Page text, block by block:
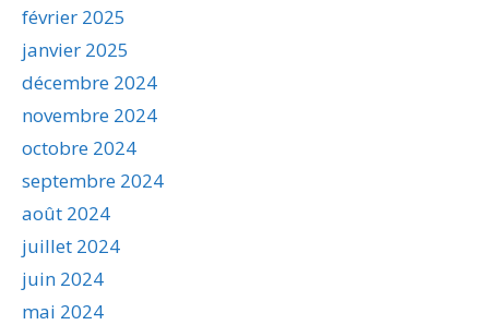
février 2025
janvier 2025
décembre 2024
novembre 2024
octobre 2024
septembre 2024
août 2024
juillet 2024
juin 2024
mai 2024